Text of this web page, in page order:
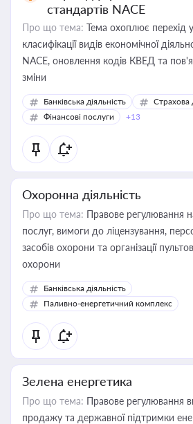
стандартів NACE
Про що тема: Тема охоплює перехід
класифікації видів економічної
NACE, оновлення кодів КВЕД та
зміни
Банківська діяльність
Страхова
Фінансові послуги
+13
Охоронна діяльність
Про що тема: Правове регулювання
послуг, вимоги до ліцензування,
засобів охорони та організації
охорони
Банківська діяльність
Паливно-енергетичний комплекс
Зелена енергетика
Про що тема: Правове регулювання
продажу та державної підтримки